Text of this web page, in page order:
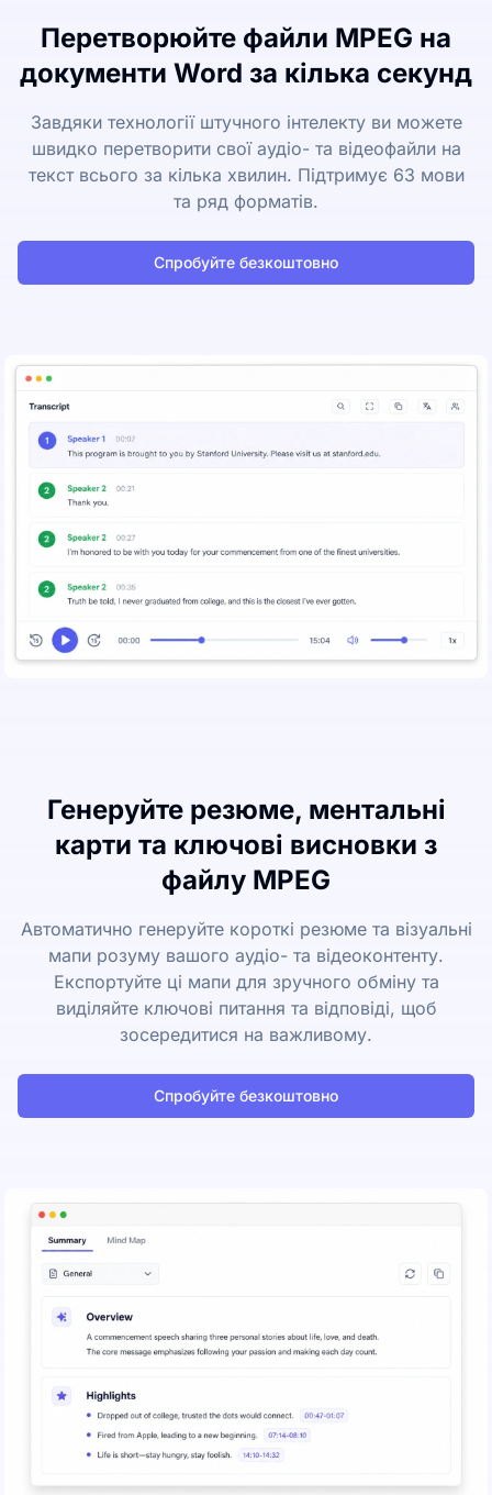
Перетворюйте файли MPEG на
документи Word за кілька секунд
Завдяки технології штучного інтелекту ви можете
швидко перетворити свої аудіо- та відеофайли на
текст всього за кілька хвилин. Підтримує 63 мови
та ряд форматів.
Спробуйте безкоштовно
Генеруйте резюме, ментальні
карти та ключові висновки з
файлу MPEG
Автоматично генеруйте короткі резюме та візуальні
мапи розуму вашого аудіо- та відеоконтенту.
Експортуйте ці мапи для зручного обміну та
виділяйте ключові питання та відповіді, щоб
зосередитися на важливому.
Спробуйте безкоштовно